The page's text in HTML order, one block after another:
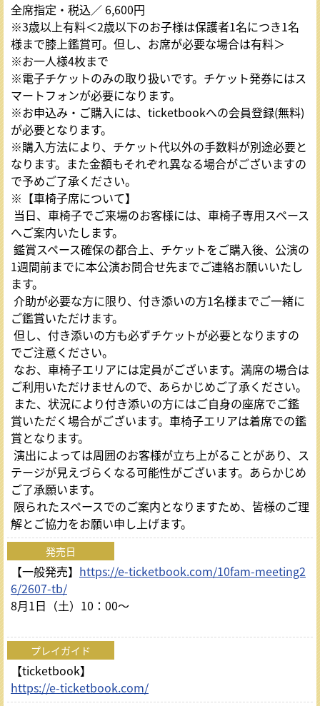
全席指定・税込／ 6,600円
※3歳以上有料＜2歳以下のお子様は保護者1名につき1名
様まで膝上鑑賞可。但し、お席が必要な場合は有料＞
※お一人様4枚まで
※電子チケットのみの取り扱いです。チケット発券にはス
マートフォンが必要になります。
※お申込み・ご購入には、ticketbookへの会員登録(無料)
が必要となります。
※購入方法により、チケット代以外の手数料が別途必要と
なります。また金額もそれぞれ異なる場合がございますの
で予めご了承ください。
※【車椅子席について】
当日、車椅子でご来場のお客様には、車椅子専用スペース
へご案内いたします。
鑑賞スペース確保の都合上、チケットをご購入後、公演の
1週間前までに本公演お問合せ先までご連絡お願いいたし
ます。
介助が必要な方に限り、付き添いの方1名様までご一緒に
ご鑑賞いただけます。
但し、付き添いの方も必ずチケットが必要となりますの
でご注意ください。
なお、車椅子エリアには定員がございます。満席の場合は
ご利用いただけませんので、あらかじめご了承ください。
また、状況により付き添いの方にはご自身の座席でご鑑
賞いただく場合がございます。車椅子エリアは着席での鑑
賞となります。
演出によっては周囲のお客様が立ち上がることがあり、ス
テージが見えづらくなる可能性がございます。あらかじめ
ご了承願います。
限られたスペースでのご案内となりますため、皆様のご理
解とご協力をお願い申し上げます。
発売日
【一般発売】 https://e-ticketbook.com/10fam-meeting2
6/2607-tb/
8月1日（土）10：00～
プレイガイド
【ticketbook】
https://e-ticketbook.com/